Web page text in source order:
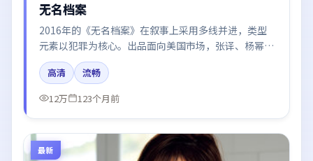
无名档案
2016年的《无名档案》在叙事上采用多线并进，类型
元素以犯罪为核心。出品面向美国市场，张译、杨幂、
刘亦菲所饰角色推动关键反转，结尾留白引发讨论。
高清
流畅
12万
123个月前
最新